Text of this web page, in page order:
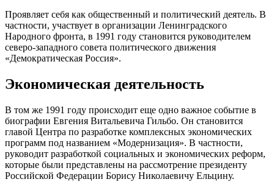
Проявляет себя как общественный и политический деятель. В
частности, участвует в организации Ленинградского
Народного фронта, в 1991 году становится руководителем
северо-западного совета политического движения
«Демократическая Россия».
Экономическая деятельность
В том же 1991 году происходит еще одно важное событие в
биографии Евгения Витальевича Гильбо. Он становится
главой Центра по разработке комплексных экономических
программ под названием «Модернизация». В частности,
руководит разработкой социальных и экономических реформ,
которые были представлены на рассмотрение президенту
Российской Федерации Борису Николаевичу Ельцину.